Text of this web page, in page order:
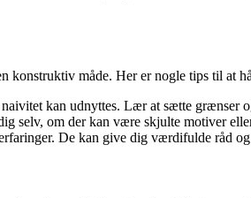
konstruktiv måde. Her er nogle tips til at
kan udnyttes. Lær at sætte grænser
selv, om der kan være skjulte motiver
De kan give dig værdifulde råd